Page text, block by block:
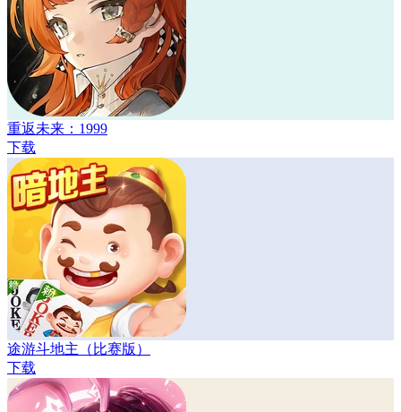
重返未来：1999
下载
途游斗地主（比赛版）
下载